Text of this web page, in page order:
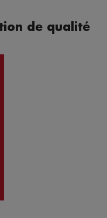
de qualité